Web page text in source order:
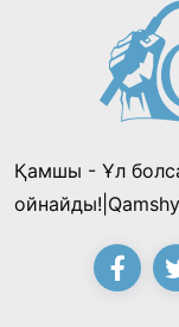
«Тектілер ту
18:39, 23 Шілде
Қонаев
қабылдады
16:27, 23 Шілде
Қамшы - Ұл